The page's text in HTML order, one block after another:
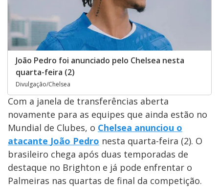
João Pedro foi anunciado pelo Chelsea nesta
quarta-feira (2)
Divulgação/Chelsea
Com a janela de transferências aberta
novamente para as equipes que ainda estão no
Mundial de Clubes, o Chelsea anunciou o
atacante João Pedro nesta quarta-feira (2). O
brasileiro chega após duas temporadas de
destaque no Brighton e já pode enfrentar o
Palmeiras nas quartas de final da competição.